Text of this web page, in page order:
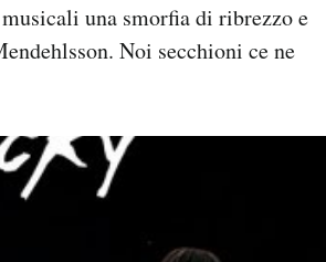
una smorfia di ribrezzo e
Noi secchioni ce ne